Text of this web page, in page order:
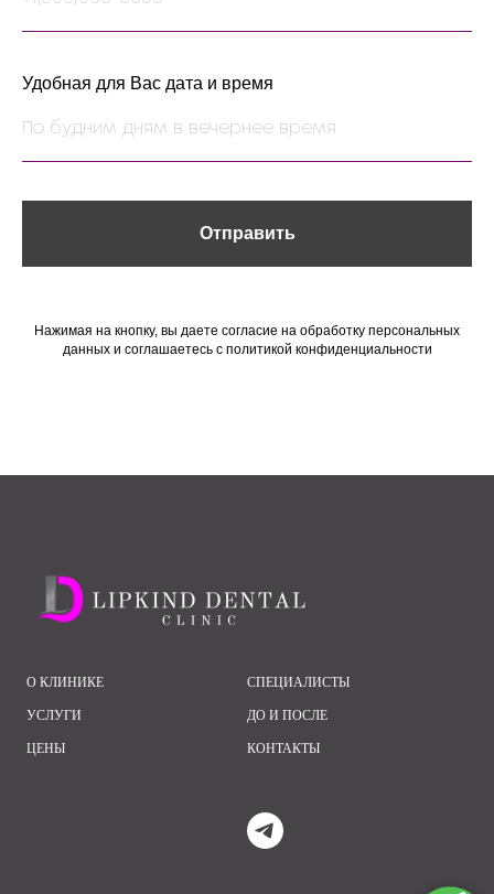
Удобная для Вас дата и время
Отправить
Нажимая на кнопку, вы даете согласие на обработку персональных
данных и соглашаетесь c политикой конфиденциальности
О КЛИНИКЕ
УСЛУГИ
ЦЕНЫ
СПЕЦИАЛИСТЫ
ДО И ПОСЛЕ
КОНТАКТЫ